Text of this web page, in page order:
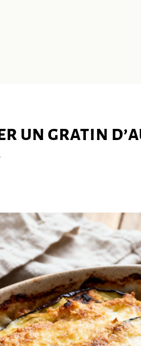
un gratin